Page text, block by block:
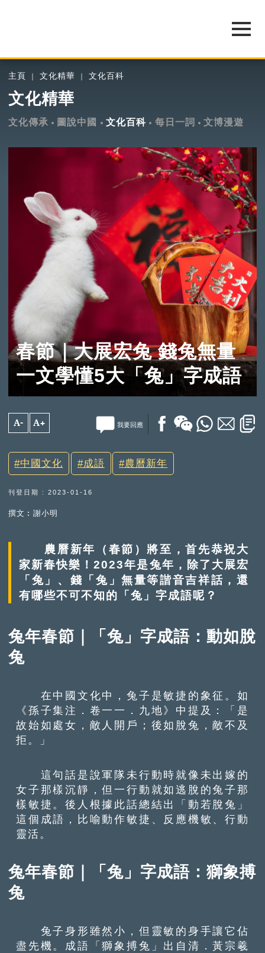
主頁 文化精華 文化百科
文化精華
文化傳承 圖說中國 文化百科 每日一詞 文博漫遊
春節｜大展宏兔 錢兔無量
一文學懂5大「兔」字成語
A- A+ 我要回應
中國文化 成語 農曆新年
刊登日期 : 2023-01-16
撰文︰謝小明
農曆新年（春節）將至，首先恭祝大
家新春快樂！2023年是兔年，除了大展宏
「兔」、錢「兔」無量等諧音吉祥話，還
有哪些不可不知的「兔」字成語呢？
兔年春節｜「兔」字成語：動如脫
兔
在中國文化中，兔子是敏捷的象征。如
《孫子集注．卷一一．九地》中提及：「是
故始如處女，敵人開戶；後如脫兔，敵不及
拒。」
這句話是說軍隊未行動時就像未出嫁的
女子那樣沉靜，但一行動就如逃脫的兔子那
樣敏捷。後人根據此話總結出「動若脫兔」
這個成語，比喻動作敏捷、反應機敏、行動
靈活。
兔年春節｜「兔」字成語：獅象搏
兔
兔子身形雖然小，但靈敏的身手讓它佔
盡先機。成語「獅象搏兔」出自清．黃宗羲